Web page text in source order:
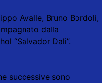
Avalle, Bruno Bordoli,
dalla
“Salvador Dalì”.
successive sono